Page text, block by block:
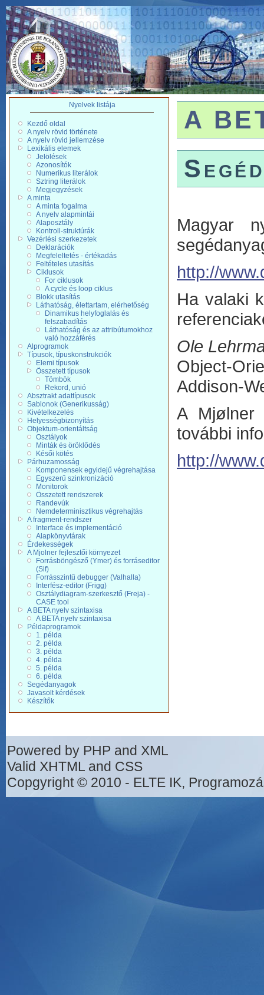
Nyelvek listája
Kezdő oldal
A nyelv rövid története
A nyelv rövid jellemzése
Lexikális elemek
Jelölések
Azonosítók
Numerikus literálok
Sztring literálok
Megjegyzések
A minta
A minta fogalma
A nyelv alapmintái
Alaposztály
Kontroll-struktúrák
Vezérlési szerkezetek
Deklarációk
Megfeleltetés - értékadás
Feltételes utasítás
Ciklusok
For ciklusok
A cycle és loop ciklus
Blokk utasítás
Láthatóság, élettartam, elérhetőség
Dinamikus helyfoglalás és
felszabadítás
Láthatóság és az attribútumokhoz
való hozzáférés
Alprogramok
Típusok, típuskonstrukciók
Elemi típusok
Összetett típusok
Tömbök
Rekord, unió
Absztrakt adattípusok
Sablonok (Generikusság)
Kivételkezelés
Helyességbizonyítás
Objektum-orientáltság
Osztályok
Minták és öröklődés
Késői kötés
Párhuzamosság
Komponensek egyidejű végrehajtása
Egyszerű szinkronizáció
Monitorok
Összetett rendszerek
Randevúk
Nemdeterminisztikus végrehajtás
A fragment-rendszer
Interface és implementáció
Alapkönyvtárak
Érdekességek
A Mjolner fejlesztői környezet
Forrásböngésző (Ymer) és forráseditor
(Sif)
Forrásszintű debugger (Valhalla)
Interfész-editor (Frigg)
Osztálydiagram-szerkesztő (Freja) -
CASE tool
A BETA nyelv szintaxisa
A BETA nyelv szintaxisa
Példaprogramok
1. példa
2. példa
3. példa
4. példa
5. példa
6. példa
Segédanyagok
Javasolt kérdések
Készítők
A
Magyar
http://
Ha valaki
Ole
Object-
Addison-
A Mjølner
további
http://
Powered by PHP and XML
Valid XHTML and CSS
Copgyright © 2010 - ELTE IK,